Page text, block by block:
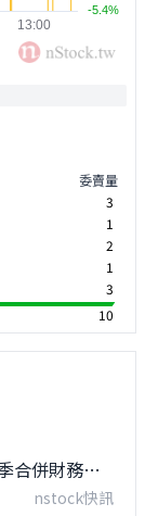
委賣量
3
1
2
1
3
10
【重訊】暉盛-創：公告本公司115年第2季合併財務報告董事會預計召開日期為115年8月11日
nstock快訊